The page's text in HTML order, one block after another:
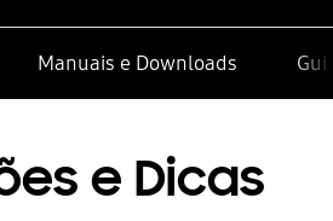
Manuais e Downloads
e Dicas